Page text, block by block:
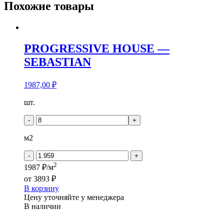
Похожие товары
PROGRESSIVE HOUSE —
SEBASTIAN
1987,00 ₽
Количество
PROGRESSIVE
-
шт.
- +
м2
- +
1987 ₽/м2
от 3893 ₽
В корзину
Цену уточняйте у менеджера
В наличии